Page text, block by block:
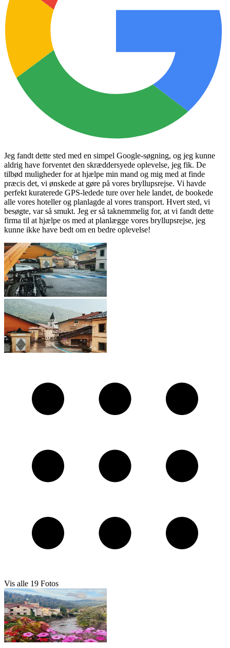
Jeg fandt dette sted med en simpel Google-søgning, og jeg kunne
aldrig have forventet den skræddersyede oplevelse, jeg fik. De
tilbød muligheder for at hjælpe min mand og mig med at finde
præcis det, vi ønskede at gøre på vores bryllupsrejse. Vi havde
perfekt kuraterede GPS-ledede ture over hele landet, de bookede
alle vores hoteller og planlagde al vores transport. Hvert sted, vi
besøgte, var så smukt. Jeg er så taknemmelig for, at vi fandt dette
firma til at hjælpe os med at planlægge vores bryllupsrejse, jeg
kunne ikke have bedt om en bedre oplevelse!
Vis alle 19 Fotos